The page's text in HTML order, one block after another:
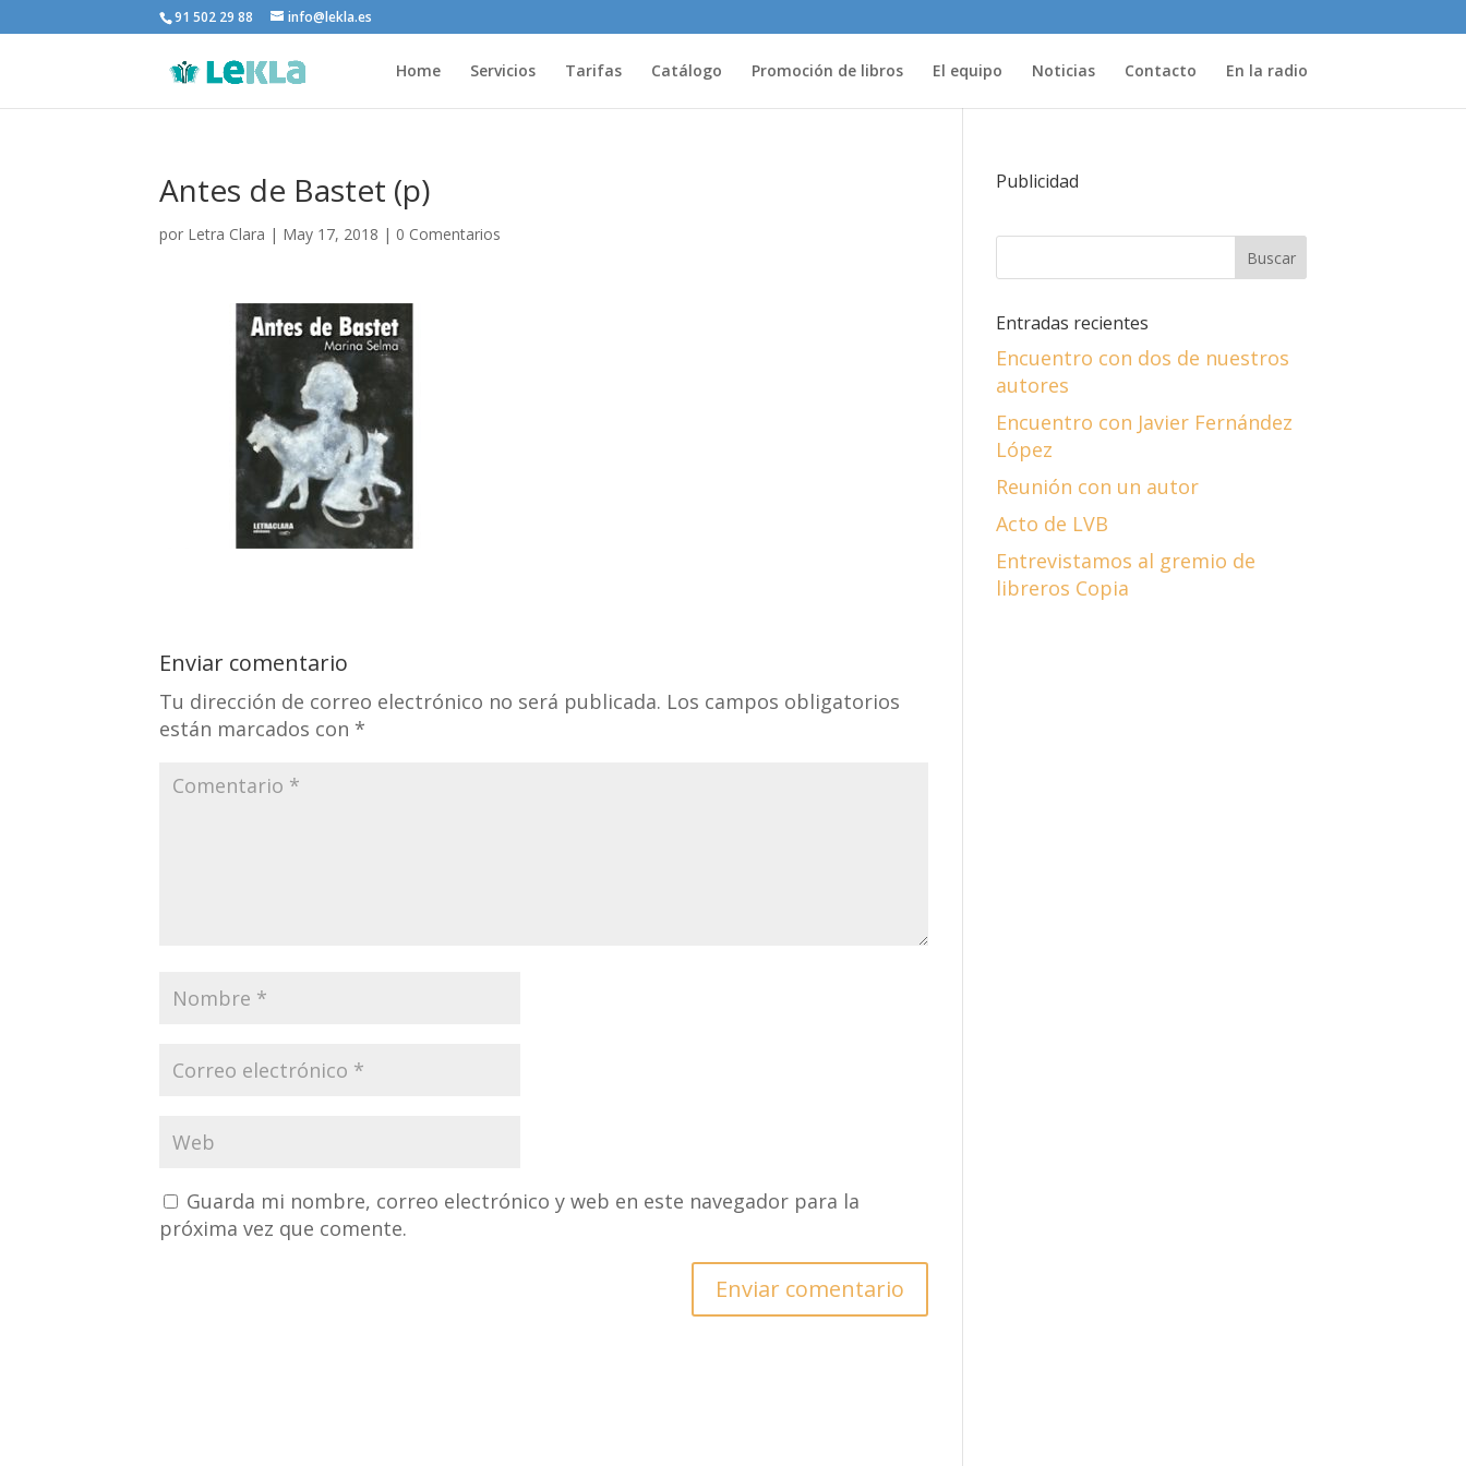
91 502 29 88 info@lekla.es
Home Servicios Tarifas Catálogo Promoción de libros El equipo Noticias Contacto En la radio
Antes de Bastet (p)
por Letra Clara | May 17, 2018 | 0 Comentarios
Enviar comentario
Tu dirección de correo electrónico no será publicada. Los campos obligatorios
están marcados con *
Guarda mi nombre, correo electrónico y web en este navegador para la
próxima vez que comente.
Publicidad
Entradas recientes
Encuentro con dos de nuestros
autores
Encuentro con Javier Fernández
López
Reunión con un autor
Acto de LVB
Entrevistamos al gremio de
libreros Copia